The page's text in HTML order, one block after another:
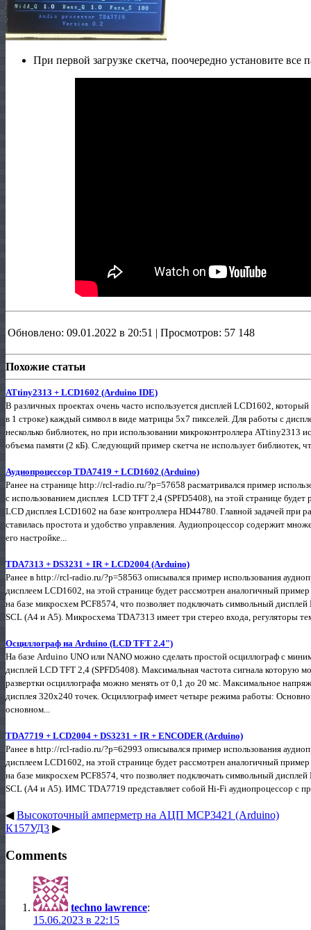
При первой загрузке скетча, поочередно установите
Обновлено: 09.01.2022 в 20:51 | Просмотров: 57 148
Похожие статьи
ATtiny2313 + LCD1602 (Arduino IDE)
В различных проектах очень часто используется дисплей LCD1602,
в 1 строке) каждый символ в виде матрицы 5х7 пикселей. Для работы с
несколько библиотек, но при использовании микроконтроллера ATtiny2313
объема памяти (2 кБ). Следующий пример скетча не использует библиотек,
Аудиопроцессор TDA7419 + LCD1602 (Arduino)
Ранее на странице http://rcl-radio.ru/?p=57658 расматривался пример
с использованием дисплея LCD TFT 2,4 (SPFD5408), на этой странице будет
LCD дисплея LCD1602 на базе контроллера HD44780. Главной задачей при
ставилась простота и удобство управления. Аудиопроцессор содержит
его настройке...
TDA7313 + DS3231 + IR + LCD2004 (Arduino)
Ранее в http://rcl-radio.ru/?p=58563 описывался пример использования
дисплеем LCD1602, на этой странице будет рассмотрен аналогичный
на базе микросхем PCF8574, что позволяет подключать символьный
SCL (А4 и А5). Микросхема TDA7313 имеет три стерео входа, регуляторы
Осциллограф на Arduino (LCD TFT 2.4")
На базе Arduino UNO или NANO можно сделать простой осциллограф с
дисплей LCD TFT 2,4 (SPFD5408). Максимальная частота сигнала которую
развертки осциллографа можно менять от 0,1 до 20 мс. Максимальное
дисплея 320х240 точек. Осциллограф имеет четыре режима работы:
основном...
TDA7719 + LCD2004 + DS3231 + IR + ENCODER (Arduino)
Ранее в http://rcl-radio.ru/?p=62993 описывался пример использования
дисплеем LCD1602, на этой странице будет рассмотрен аналогичный
на базе микросхем PCF8574, что позволяет подключать символьный
SCL (А4 и А5). ИМС TDA7719 представляет собой Hi-Fi аудиопроцессор с
◀Высокоточный амперметр на АЦП MCP3421 (Arduino)
К157УД3 ▶
Comments
techno lawrence:
15.06.2023 в 22:15